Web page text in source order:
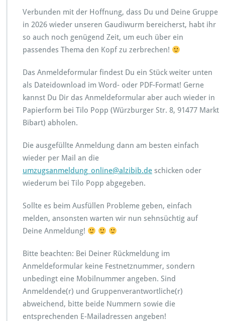
Verbunden mit der Hoffnung, dass Du und Deine Gruppe
in 2026 wieder unseren Gaudiwurm bereicherst, habt ihr
so auch noch genügend Zeit, um euch über ein
passendes Thema den Kopf zu zerbrechen!
Das Anmeldeformular findest Du ein Stück weiter unten
als Dateidownload im Word- oder PDF-Format! Gerne
kannst Du Dir das Anmeldeformular aber auch wieder in
Papierform bei Tilo Popp (Würzburger Str. 8, 91477 Markt
Bibart) abholen.
Die ausgefüllte Anmeldung dann am besten einfach
wieder per Mail an die
umzugsanmeldung_online@alzibib.de schicken oder
wiederum bei Tilo Popp abgegeben.
Sollte es beim Ausfüllen Probleme geben, einfach
melden, ansonsten warten wir nun sehnsüchtig auf
Deine Anmeldung!
Bitte beachten: Bei Deiner Rückmeldung im
Anmeldeformular keine Festnetznummer, sondern
unbedingt eine Mobilnummer angeben. Sind
Anmeldende(r) und Gruppenverantwortliche(r)
abweichend, bitte beide Nummern sowie die
entsprechenden E-Mailadressen angeben!